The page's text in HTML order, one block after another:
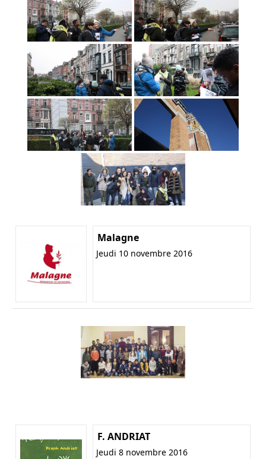
Malagne
Jeudi 10 novembre 2016
F. ANDRIAT
Jeudi 8 novembre 2016